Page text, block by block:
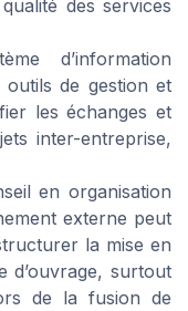
des services
d’information
outils de gestion et
les échanges et
inter-entreprise,
en organisation
externe peut
la mise en
surtout
de la fusion de